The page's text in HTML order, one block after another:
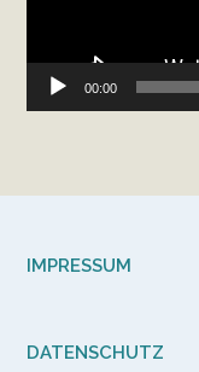
00:00
IMPRESSUM
DATENSCHUTZ